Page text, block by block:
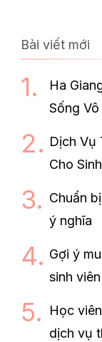
Bài viết mới
Ha
Sống Vô
Dịch Vụ
Cho
Chuẩn
ý nghĩa
Gợi ý
sinh
Học
dịch vụ